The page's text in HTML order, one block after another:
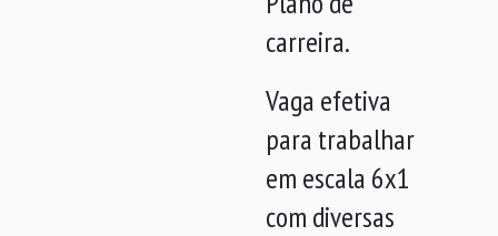
carreira.
Vaga efetiva
para trabalhar
em escala 6x1
com diversas